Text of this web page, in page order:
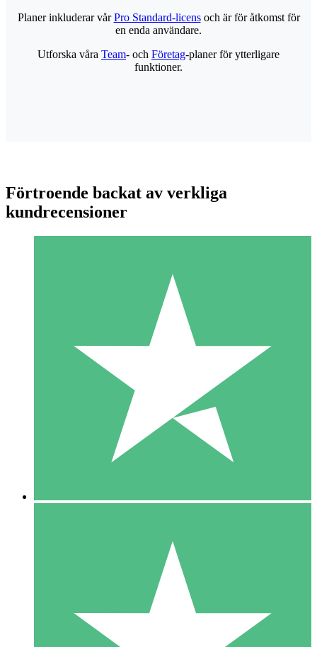
Individuella Kreditpaket
Betala per användning med nedladdningskrediter. Inget
1 Nedladdningar
10 00
10 Nedladdningar
20 00
Planer inkluderar vårPro Standard-licensoch är för åtkomst för
en enda användare.
Utforska våra Team- och Företag-planer för ytterligare
funktioner.
Förtroende backat av verkliga
kundrecensioner